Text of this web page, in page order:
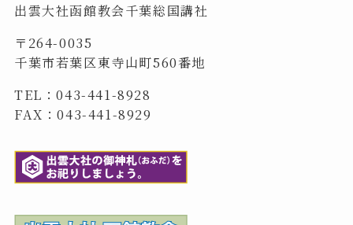
出雲大社函館教会千葉総国講社
〒264-0035
千葉市若葉区東寺山町560番地
TEL：043-441-8928
FAX：043-441-8929